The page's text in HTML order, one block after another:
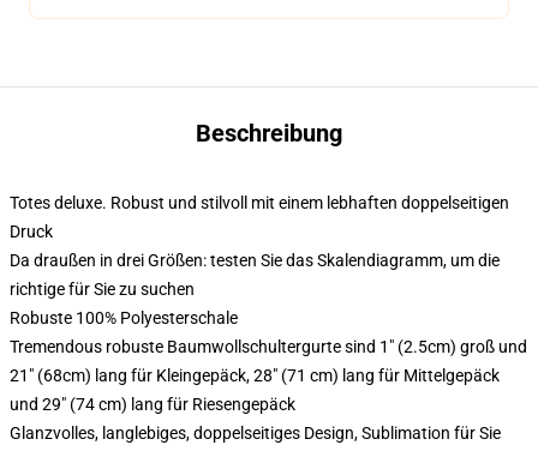
Beschreibung
Totes deluxe. Robust und stilvoll mit einem lebhaften doppelseitigen
Druck
Da draußen in drei Größen: testen Sie das Skalendiagramm, um die
richtige für Sie zu suchen
Robuste 100% Polyesterschale
Tremendous robuste Baumwollschultergurte sind 1" (2.5cm) groß und
21" (68cm) lang für Kleingepäck, 28" (71 cm) lang für Mittelgepäck
und 29" (74 cm) lang für Riesengepäck
Glanzvolles, langlebiges, doppelseitiges Design, Sublimation für Sie